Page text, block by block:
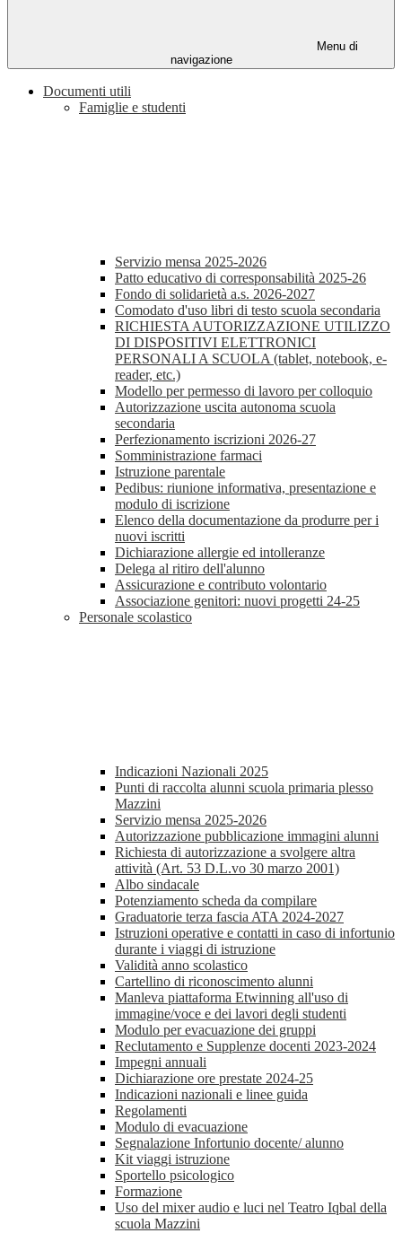
Menu di
navigazione
Documenti utili
Famiglie e studenti
Servizio mensa 2025-2026
Patto educativo di corresponsabilità 2025-26
Fondo di solidarietà a.s. 2026-2027
Comodato d'uso libri di testo scuola secondaria
RICHIESTA AUTORIZZAZIONE UTILIZZO
DI DISPOSITIVI ELETTRONICI
PERSONALI A SCUOLA (tablet, notebook, e-
reader, etc.)
Modello per permesso di lavoro per colloquio
Autorizzazione uscita autonoma scuola
secondaria
Perfezionamento iscrizioni 2026-27
Somministrazione farmaci
Istruzione parentale
Pedibus: riunione informativa, presentazione e
modulo di iscrizione
Elenco della documentazione da produrre per i
nuovi iscritti
Dichiarazione allergie ed intolleranze
Delega al ritiro dell'alunno
Assicurazione e contributo volontario
Associazione genitori: nuovi progetti 24-25
Personale scolastico
Indicazioni Nazionali 2025
Punti di raccolta alunni scuola primaria plesso
Mazzini
Servizio mensa 2025-2026
Autorizzazione pubblicazione immagini alunni
Richiesta di autorizzazione a svolgere altra
attività (Art. 53 D.L.vo 30 marzo 2001)
Albo sindacale
Potenziamento scheda da compilare
Graduatorie terza fascia ATA 2024-2027
Istruzioni operative e contatti in caso di infortunio
durante i viaggi di istruzione
Validità anno scolastico
Cartellino di riconoscimento alunni
Manleva piattaforma Etwinning all'uso di
immagine/voce e dei lavori degli studenti
Modulo per evacuazione dei gruppi
Reclutamento e Supplenze docenti 2023-2024
Impegni annuali
Dichiarazione ore prestate 2024-25
Indicazioni nazionali e linee guida
Regolamenti
Modulo di evacuazione
Segnalazione Infortunio docente/ alunno
Kit viaggi istruzione
Sportello psicologico
Formazione
Uso del mixer audio e luci nel Teatro Iqbal della
scuola Mazzini